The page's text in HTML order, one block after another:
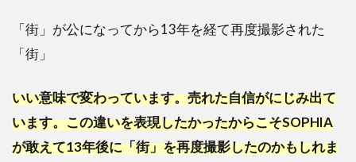
「街」が公になってから13年を経て再度撮影された
「街」
いい意味で変わっています。売れた自信がにじみ出て
います。この違いを表現したかったからこそSOPHIA
が敢えて13年後に「街」を再度撮影したのかもしれま